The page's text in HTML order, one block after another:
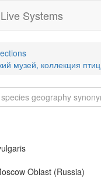
Systems
музей, коллекция птиц
Oblast (Russia)